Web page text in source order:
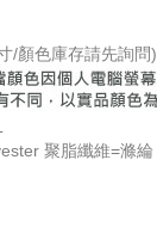
/顏色庫存請先詢問)
聚脂纖維=滌綸